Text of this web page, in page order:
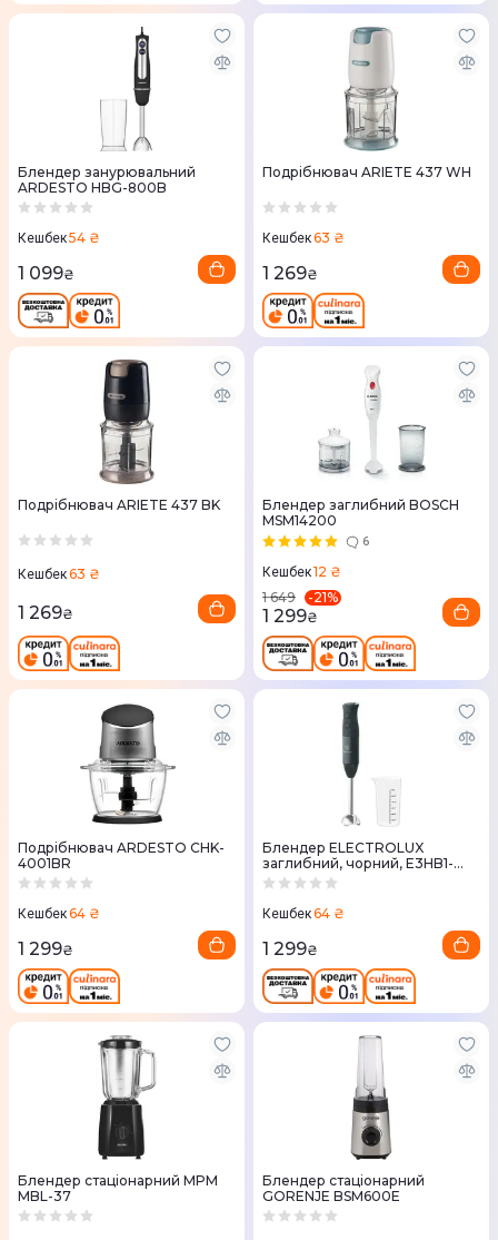
Блендер занурювальний
ARDESTO HBG-800B
Кешбек54 ₴
1 099₴
Подрібнювач ARIETE 437 WH
Кешбек63 ₴
1 269₴
Подрібнювач ARIETE 437 BK
Кешбек63 ₴
1 269₴
Блендер заглибний BOSCH
MSM14200
6
Кешбек12 ₴
1 649
-21%
1 299₴
Подрібнювач ARDESTO CHK-
4001BR
Кешбек64 ₴
1 299₴
Блендер ELECTROLUX
заглибний, чорний, E3HB1-
4GG
Кешбек64 ₴
1 299₴
Блендер стаціонарний MPM
MBL-37
Блендер стаціонарний
GORENJE BSM600E